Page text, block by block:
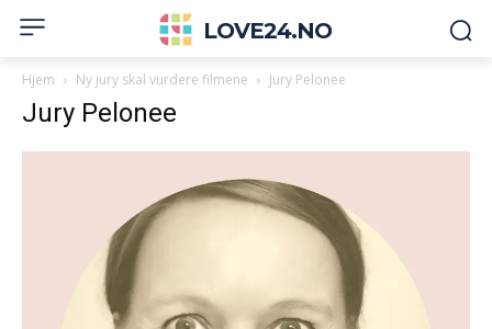
LOVE24.NO
Hjem Ny jury skal vurdere filmene Jury Pelonee
Jury Pelonee